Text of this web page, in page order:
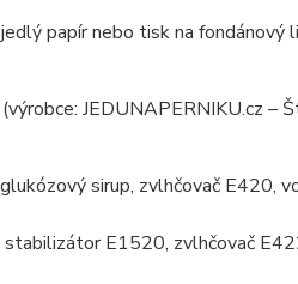
papír nebo tisk na
(výrobce: JEDUNAPERNIKU.cz –
sirup, zvlhčovač
stabilizátor E1520, zvlhčovač